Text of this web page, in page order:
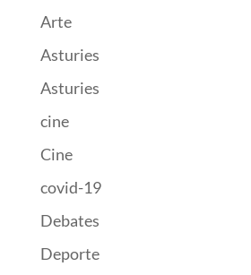
Arte
Asturies
Asturies
cine
Cine
covid-19
Debates
Deporte